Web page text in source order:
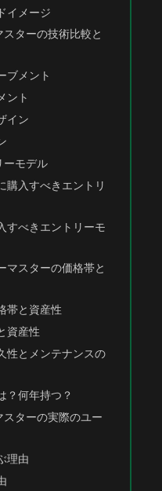
イメージ
ターの技術比較と
ブメント
ント
イン
ーモデル
購入すべきエントリ
すべきエントリーモ
マスターの価格帯と
帯と資産性
資産性
性とメンテナンスの
？何年持つ？
ターの実際のユー
理由